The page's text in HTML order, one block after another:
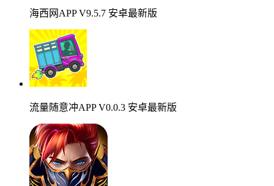
海西网APP V9.5.7 安卓最新版
流量随意冲APP V0.0.3 安卓最新版